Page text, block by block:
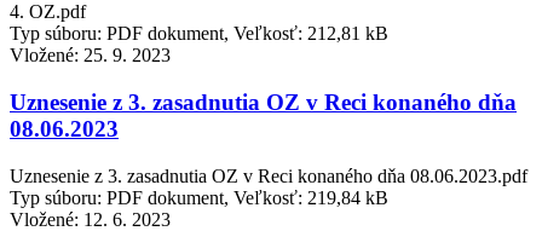
4. OZ.pdf
Typ súboru: PDF dokument, Veľkosť: 212,81 kB
Vložené: 25. 9. 2023
Uznesenie z 3. zasadnutia OZ v Reci konaného dňa
08.06.2023
Uznesenie z 3. zasadnutia OZ v Reci konaného dňa 08.06.2023.pdf
Typ súboru: PDF dokument, Veľkosť: 219,84 kB
Vložené: 12. 6. 2023